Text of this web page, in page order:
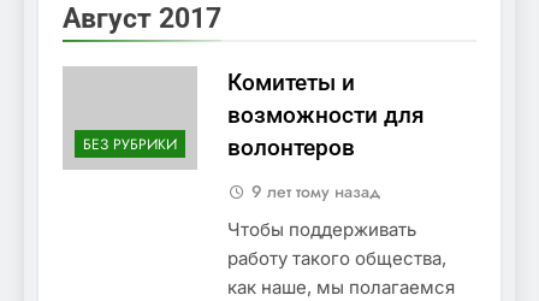
Август 2017
БЕЗ РУБРИКИ
Комитеты и
возможности для
волонтеров
9 лет тому назад
Чтобы поддерживать
работу такого общества,
как наше, мы полагаемся